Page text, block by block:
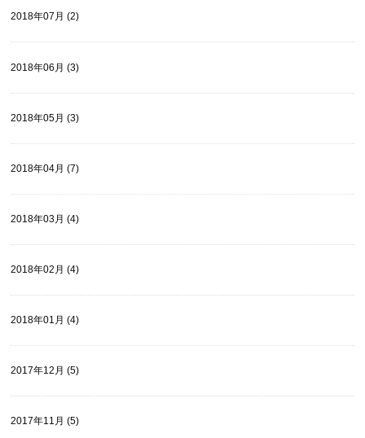
2018年07月 (2)
2018年06月 (3)
2018年05月 (3)
2018年04月 (7)
2018年03月 (4)
2018年02月 (4)
2018年01月 (4)
2017年12月 (5)
2017年11月 (5)